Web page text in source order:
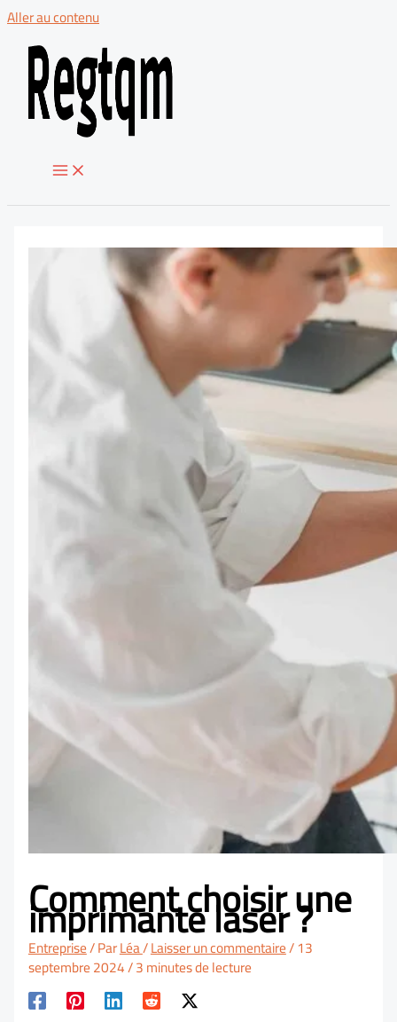
Aller au contenu
Comment choisir une
imprimante laser ?
Entreprise/ ParLéa/Laisser un commentaire/13
septembre 2024/3 minutes de lecture